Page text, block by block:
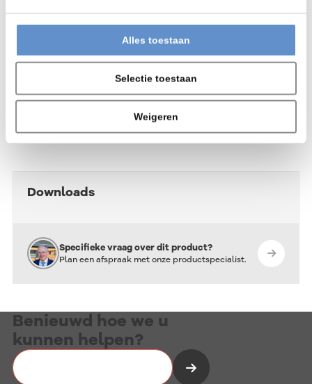
Alles toestaan
Selectie toestaan
Weigeren
Technische gegevens
Opties
Eigenschap titel
Downloads
Specifieke vraag over dit product?
Plan een afspraak met onze productspecialist.
Benieuwd hoe we u
kunnen helpen?